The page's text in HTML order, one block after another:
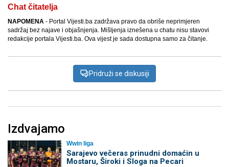
Chat čitatelja
NAPOMENA - Portal Vijesti.ba zadržava pravo da obriše neprimjeren
sadržaj bez najave i objašnjenja. Mišljenja iznešena u chatu nisu stavovi
redakcije portala Vijesti.ba. Ova vijest je sada dostupna samo za čitanje.
Pridruži se diskusiji
Izdvajamo
Wwin liga
Sarajevo večeras prinudni domaćin u
Mostaru, Široki i Sloga na Pecari